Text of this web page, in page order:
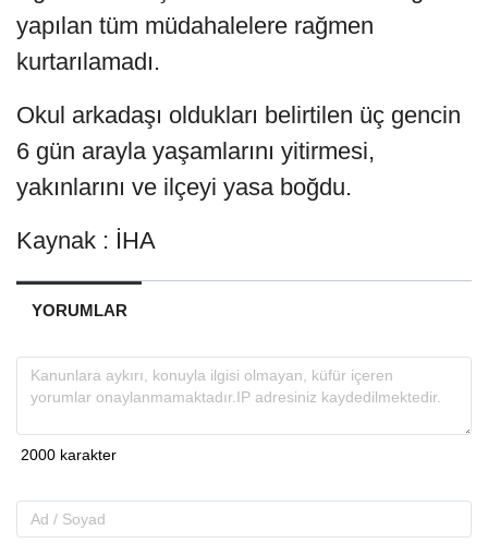
yapılan tüm müdahalelere rağmen
kurtarılamadı.
Okul arkadaşı oldukları belirtilen üç gencin
6 gün arayla yaşamlarını yitirmesi,
yakınlarını ve ilçeyi yasa boğdu.
Kaynak : İHA
YORUMLAR